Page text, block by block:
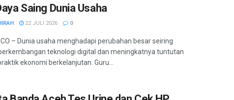
Saing Dunia Usaha
22 JULI 2026 0
– Dunia usaha menghadapi perubahan besar seiring
teknologi digital dan meningkatnya tuntutan
ekonomi berkelanjutan. Guru...